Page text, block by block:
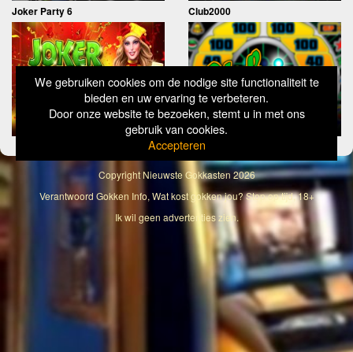
We gebruiken cookies om de nodige site functionaliteit te
bieden en uw ervaring te verbeteren.
Door onze website te bezoeken, stemt u in met ons
gebruik van cookies.
Accepteren
Joker Party 6 Club2000
Copyright Nieuwste Gokkasten2026
Verantwoord Gokken Info, Wat kost gokken jou? Stop op tijd, 18+
Ik wil geen advertenties zien.